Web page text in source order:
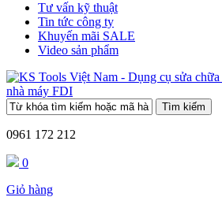
Tư vấn kỹ thuật
Tin tức công ty
Khuyến mãi SALE
Video sản phẩm
0961 172 212
0
Giỏ hàng